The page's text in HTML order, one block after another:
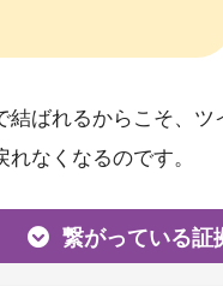
結ばれるからこそ、
なくなるのです。
繋がっている証